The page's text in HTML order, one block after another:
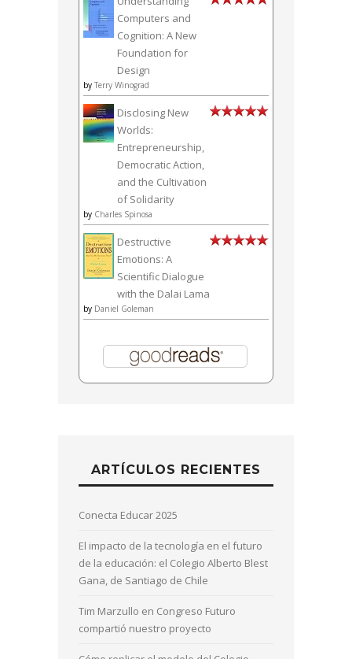
Computers and
Cognition: A New
Foundation for
Design
by Terry Winograd
Disclosing New
Worlds:
Entrepreneurship,
Democratic Action,
and the Cultivation
of Solidarity
by Charles Spinosa
Destructive
Emotions: A
Scientific Dialogue
with the Dalai Lama
by Daniel Goleman
ARTÍCULOS RECIENTES
Conecta Educar 2025
El impacto de la tecnología en el futuro
de la educación: el Colegio Alberto Blest
Gana, de Santiago de Chile
Tim Marzullo en Congreso Futuro
compartió nuestro proyecto